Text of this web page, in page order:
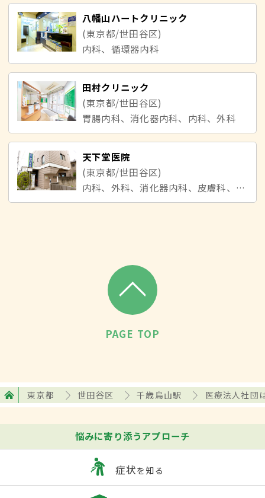
八幡山ハートクリニック
(東京都/世田谷区)
内科、循環器内科
田村クリニック
(東京都/世田谷区)
胃腸内科、消化器内科、内科、外科
天下堂医院
(東京都/世田谷区)
内科、外科、消化器内科、皮膚科、泌尿器科、耳鼻咽喉科
PAGE TOP
東京都 世田谷区 千歳烏山駅 医療法人社団
悩みに寄り添うアプローチ
症状を知る